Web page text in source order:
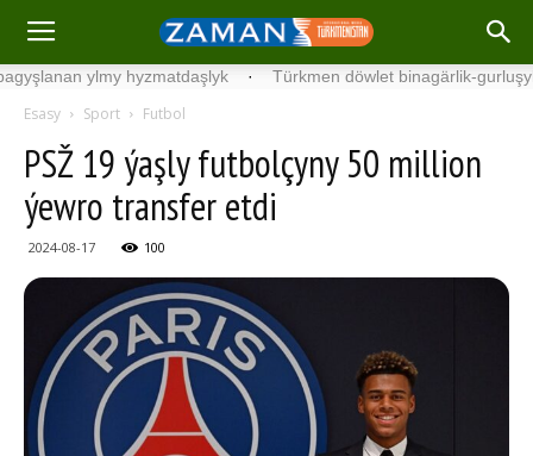
ylmy hyzmatdaşlyk · Türkmen döwlet binagärlik-gurluşyk
Esasy Sport Futbol
PSŽ 19 ýaşly futbolçyny 50 million
ýewro transfer etdi
2024-08-17 100